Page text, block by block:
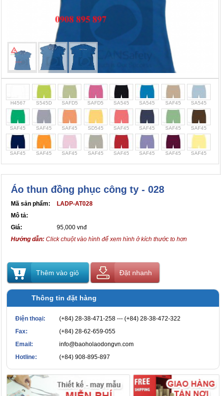
H4567 S545D SAFD5 SAFD5 SA545 SA545 SAF45 SA545
SAF45 SAF45 SAF45 SD545 SAF45 SAF45 SAF45 SAF45
SAF45 SAF45 SAF45 SAF45 SAF45 SAF45 SAF45 SAF45
Áo thun đồng phục công ty - 028
Mã sản phẩm:
LADP-AT028
Mô tả:
Giá:
95,000 vnđ
Hướng dẫn: Click chuột vào hình để xem hình ở kích thước to hơn
Thêm vào giỏ Đặt nhanh
Thông tin đặt hàng
Điện thoại:
(+84) 28-38-471-258 --- (+84) 28-38-472-322
Fax:
(+84) 28-62-659-055
Email:
info@baoholaodongvn.com
Hotline:
(+84) 908-895-897
Cọc giao thông, rào chắn công trình
Bình chữa cháy, cứu hỏa
Chính sách bảo mật thông tin